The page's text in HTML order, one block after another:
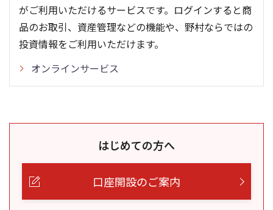
がご利用いただけるサービスです。ログインすると商
品のお取引、資産管理などの機能や、野村ならではの
投資情報をご利用いただけます。
オンラインサービス
はじめての方へ
口座開設のご案内